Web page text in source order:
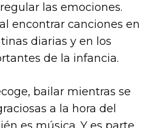
las emociones.
encontrar canciones en
diarias y en los
de la infancia.
bailar mientras se
a la hora del